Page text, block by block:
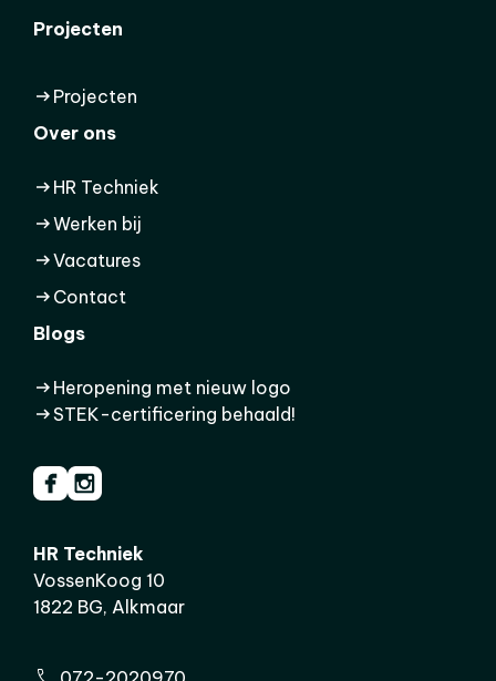
Projecten
Projecten
Over ons
HR Techniek
Werken bij
Vacatures
Contact
Blogs
Heropening met nieuw logo
STEK-certificering behaald!
HR Techniek
VossenKoog 10
1822 BG, Alkmaar